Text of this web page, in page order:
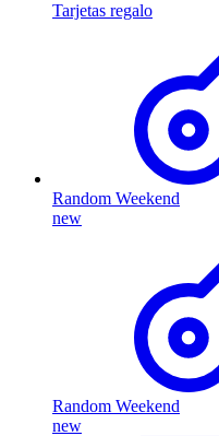
Tarjetas regalo
Random Weekend
new
Random Weekend
new